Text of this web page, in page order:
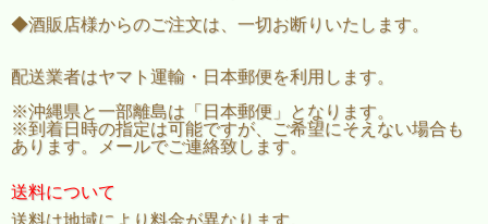
◆酒販店様からのご注文は、一切お断りいたします。
配送業者はヤマト運輸・日本郵便を利用します。
※沖縄県と一部離島は「日本郵便」となります。
※到着日時の指定は可能ですが、ご希望にそえない場合も
あります。メールでご連絡致します。
送料について
送料は地域により料金が異なります。